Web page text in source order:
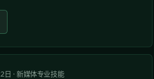
久的疫情， 阳了之前和阳了之后有什么变
看，疫情前后状态的巨大对比。 娱乐一
心情！ 病情不断传播，不要抱有侥幸心
日 ·新媒体专业技能